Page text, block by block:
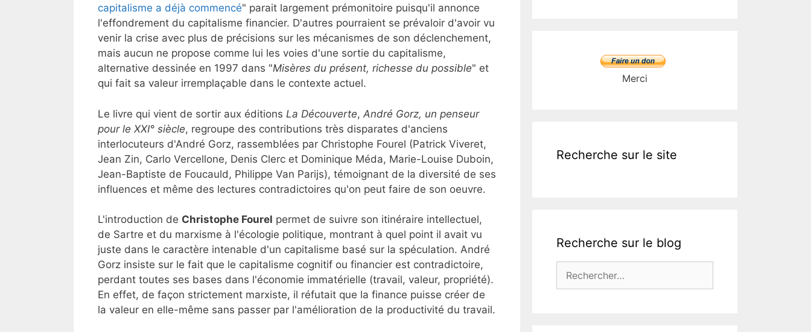
capitalisme a déjà commencé" parait largement prémonitoire puisqu'il annonce
l'effondrement du capitalisme financier. D'autres pourraient se prévaloir d'avoir vu
venir la crise avec plus de précisions sur les mécanismes de son déclenchement,
mais aucun ne propose comme lui les voies d'une sortie du capitalisme,
alternative dessinée en 1997 dans "Misères du présent, richesse du possible" et
qui fait sa valeur irremplaçable dans le contexte actuel.
Le livre qui vient de sortir aux éditions La Découverte, André Gorz, un penseur
pour le XXI° siècle, regroupe des contributions très disparates d'anciens
interlocuteurs d'André Gorz, rassemblées par Christophe Fourel (Patrick Viveret,
Jean Zin, Carlo Vercellone, Denis Clerc et Dominique Méda, Marie-Louise Duboin,
Jean-Baptiste de Foucauld, Philippe Van Parijs), témoignant de la diversité de ses
influences et même des lectures contradictoires qu'on peut faire de son oeuvre.
L'introduction de Christophe Fourel permet de suivre son itinéraire intellectuel,
de Sartre et du marxisme à l'écologie politique, montrant à quel point il avait vu
juste dans le caractère intenable d'un capitalisme basé sur la spéculation. André
Gorz insiste sur le fait que le capitalisme cognitif ou financier est contradictoire,
perdant toutes ses bases dans l'économie immatérielle (travail, valeur, propriété).
En effet, de façon strictement marxiste, il réfutait que la finance puisse créer de
la valeur en elle-même sans passer par l'amélioration de la productivité du travail.
Merci
Recherche sur le site
Recherche sur le blog